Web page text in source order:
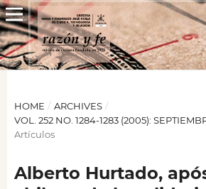
HOME / ARCHIVES /
VOL. 252 NO. 1284-1283 (2005):
Artículos
Alberto Hurtado,